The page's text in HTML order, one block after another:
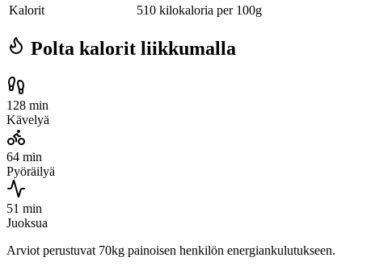
Kalorit
510 kilokaloria per 100g
Polta kalorit liikkumalla
128 min
Kävelyä
64 min
Pyöräilyä
51 min
Juoksua
Arviot perustuvat 70kg painoisen henkilön energiankulutukseen.